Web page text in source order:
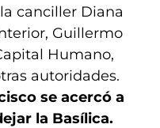
canciller Diana
Guillermo
Humano,
autoridades.
se acercó a
la Basílica.